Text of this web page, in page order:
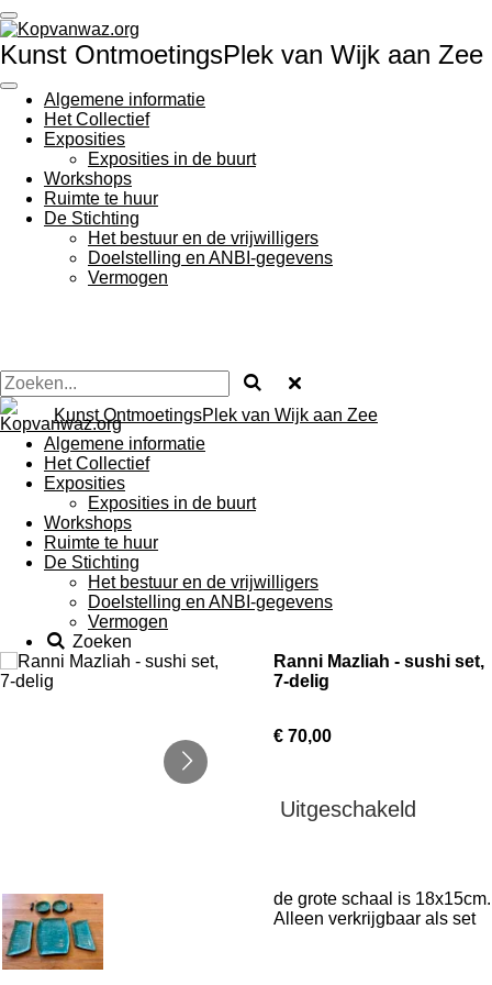
Ga
direct
naar
de
hoofdinhoud
Kunst OntmoetingsPlek van Wijk aan Zee
Algemene informatie
Het Collectief
Exposities
Exposities in de buurt
Workshops
Ruimte te huur
De Stichting
Het bestuur en de vrijwilligers
Doelstelling en ANBI-gegevens
Vermogen
Kunst OntmoetingsPlek van Wijk aan Zee
Algemene informatie
Het Collectief
Exposities
Exposities in de buurt
Workshops
Ruimte te huur
De Stichting
Het bestuur en de vrijwilligers
Doelstelling en ANBI-gegevens
Vermogen
Zoeken
Ranni Mazliah - sushi set,
7-delig
€ 70,00
Uitgeschakeld
de grote schaal is 18x15cm.
Alleen verkrijgbaar als set